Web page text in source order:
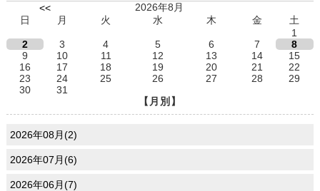
<<
2026年8月
日
月 火 水 木 金
土
1
2
3 4 5 6 7
8
9
10 11 12 13 14
15
16
17 18 19 20 21
22
23
24 25 26 27 28
29
30
31
【月別】
2026年08月(2)
2026年07月(6)
2026年06月(7)